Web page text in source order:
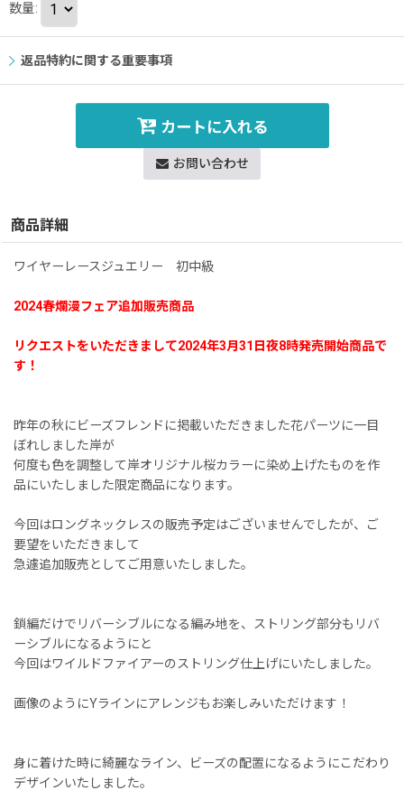
数量:
返品特約に関する重要事項
カートに入れる
お問い合わせ
商品詳細
ワイヤーレースジュエリー 初中級
2024春爛漫フェア追加販売商品
リクエストをいただきまして2024年3月31日夜8時発売開始商品で
す！
昨年の秋にビーズフレンドに掲載いただきました花パーツに一目
ぼれしました岸が
何度も色を調整して岸オリジナル桜カラーに染め上げたものを作
品にいたしました限定商品になります。
今回はロングネックレスの販売予定はございませんでしたが、ご
要望をいただきまして
急遽追加販売としてご用意いたしました。
鎖編だけでリバーシブルになる編み地を、ストリング部分もリバ
ーシブルになるようにと
今回はワイルドファイアーのストリング仕上げにいたしました。
画像のようにYラインにアレンジもお楽しみいただけます！
身に着けた時に綺麗なライン、ビーズの配置になるようにこだわり
デザインいたしました。